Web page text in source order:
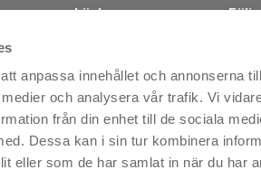
anpassa innehållet och annonserna
och analysera vår trafik. Vi
från din enhet till de sociala
Dessa kan i sin tur kombinera
eller som de har samlat in när du har
Länkar
Företagsansvar
Kontakt
Personuppgiftspolicy
Följ